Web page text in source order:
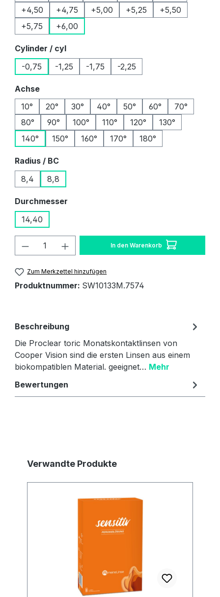
+4,50
+4,75 +5,00 +5,25
+5,50
+5,75
+6,00
Cylinder / cylauswählen
-0,75
-1,25 -1,75 -2,25
Achseauswählen
10°
20° 30° 40° 50° 60°
70°
80°
90° 100° 110° 120°
130°
140°
150° 160° 170° 180°
Radius / BCauswählen
8,4
8,8
Durchmesser
14,40
Produkt Anzahl: Gib den
In den Warenkorb
Zum Merkzettel hinzufügen
Produktnummer: SW10133M.7574
Beschreibung
Die Proclear toric Monatskontaktlinsen von
Cooper Vision sind die ersten Linsen aus einem
biokompatiblen Material. geeignet… Mehr
Bewertungen
Produktgalerie überspringen
Verwandte Produkte